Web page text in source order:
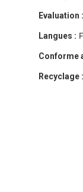
Evaluation :
Langues :
Conforme
Recyclage :